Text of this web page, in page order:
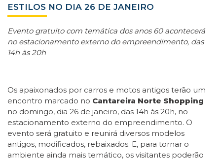
ESTILOS NO DIA 26 DE JANEIRO
Evento gratuito com temática dos anos 60 acontecerá
no estacionamento externo do empreendimento, das
14h às 20h
Os apaixonados por carros e motos antigos terão um
encontro marcado no Cantareira Norte Shopping
no domingo, dia 26 de janeiro, das 14h às 20h, no
estacionamento externo do empreendimento. O
evento será gratuito e reunirá diversos modelos
antigos, modificados, rebaixados. E, para tornar o
ambiente ainda mais temático, os visitantes poderão